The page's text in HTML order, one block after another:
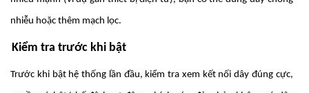
nhiễu hoặc thêm mạch lọc.
Kiểm tra trước khi bật
Trước khi bật hệ thống lần đầu, kiểm tra xem kết nối dây đúng cực,